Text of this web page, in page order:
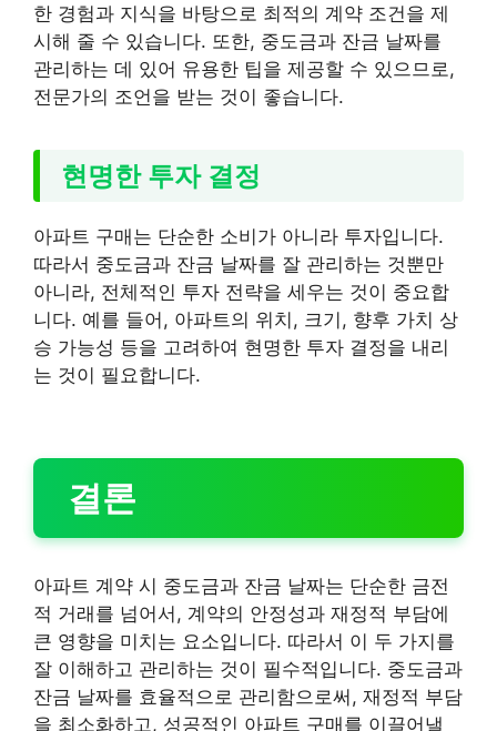
한 경험과 지식을 바탕으로 최적의 계약 조건을 제
시해 줄 수 있습니다. 또한, 중도금과 잔금 날짜를
관리하는 데 있어 유용한 팁을 제공할 수 있으므로,
전문가의 조언을 받는 것이 좋습니다.
현명한 투자 결정
아파트 구매는 단순한 소비가 아니라 투자입니다.
따라서 중도금과 잔금 날짜를 잘 관리하는 것뿐만
아니라, 전체적인 투자 전략을 세우는 것이 중요합
니다. 예를 들어, 아파트의 위치, 크기, 향후 가치 상
승 가능성 등을 고려하여 현명한 투자 결정을 내리
는 것이 필요합니다.
결론
아파트 계약 시 중도금과 잔금 날짜는 단순한 금전
적 거래를 넘어서, 계약의 안정성과 재정적 부담에
큰 영향을 미치는 요소입니다. 따라서 이 두 가지를
잘 이해하고 관리하는 것이 필수적입니다. 중도금과
잔금 날짜를 효율적으로 관리함으로써, 재정적 부담
을 최소화하고, 성공적인 아파트 구매를 이끌어낼